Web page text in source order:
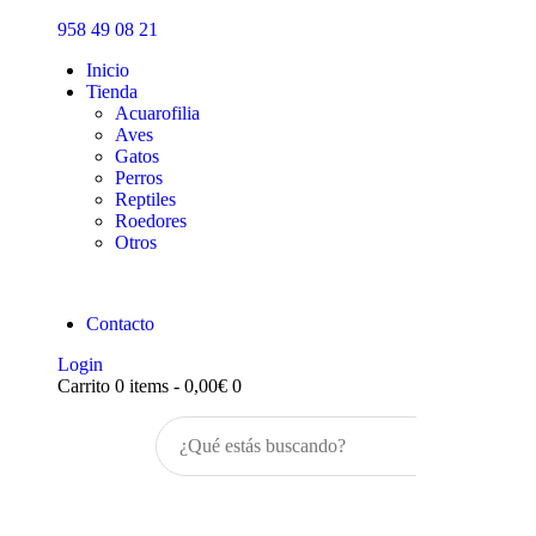
958 49 08 21
Inicio
Tienda
Acuarofilia
Aves
Gatos
Perros
Reptiles
Roedores
Otros
Contacto
Login
Carrito 0 items - 0,00€ 0
Inicio